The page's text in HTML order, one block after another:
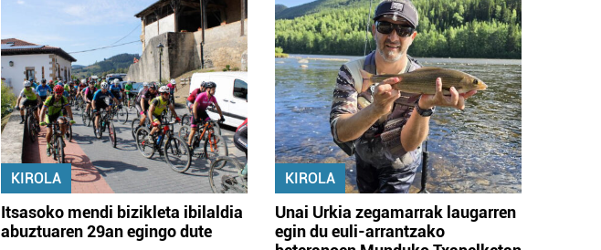
KIROLA
Itsasoko mendi bizikleta ibilaldia
abuztuaren 29an egingo dute
KIROLA
Unai Urkia zegamarrak laugarren
egin du euli-arrantzako